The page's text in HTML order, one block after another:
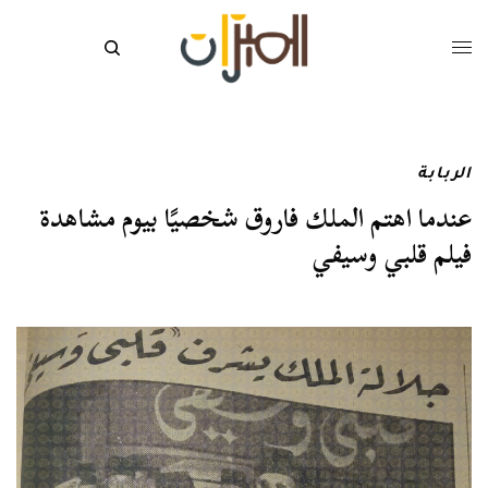
الربابة
عندما اهتم الملك فاروق شخصيًا بيوم مشاهدة
فيلم قلبي وسيفي